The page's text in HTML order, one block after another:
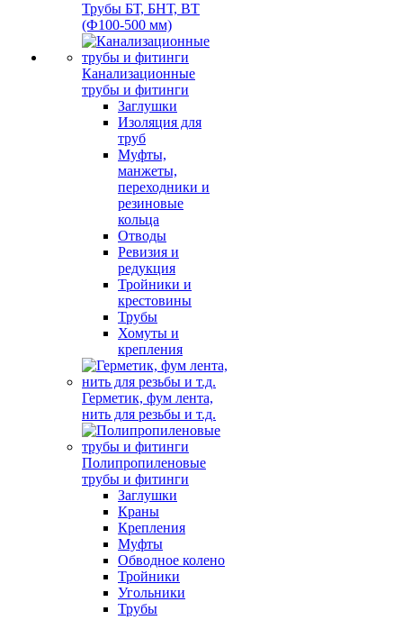
Трубы БТ, БНТ, ВТ
(Ф100-500 мм)
Канализационные
трубы и фитинги
Заглушки
Изоляция для
труб
Муфты,
манжеты,
переходники и
резиновые
кольца
Отводы
Ревизия и
редукция
Тройники и
крестовины
Трубы
Хомуты и
крепления
Герметик, фум лента,
нить для резьбы и т.д.
Полипропиленовые
трубы и фитинги
Заглушки
Краны
Крепления
Муфты
Обводное колено
Тройники
Угольники
Трубы